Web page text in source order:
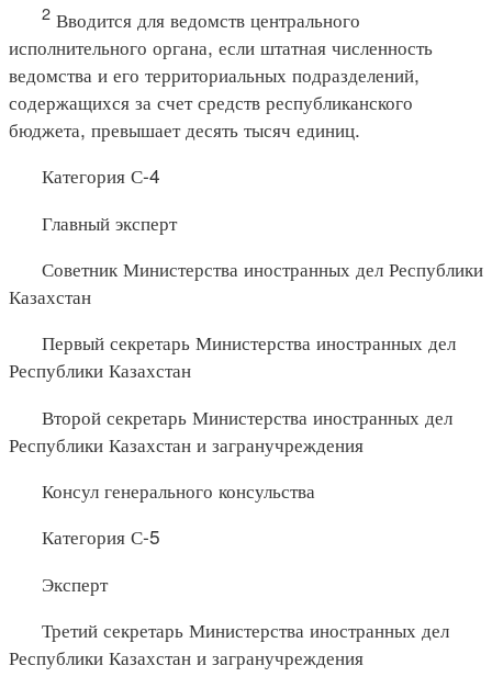
2 Вводится для ведомств центрального
исполнительного органа, если штатная численность
ведомства и его территориальных подразделений,
содержащихся за счет средств республиканского
бюджета, превышает десять тысяч единиц.
Категория С-4
Главный эксперт
Советник Министерства иностранных дел Республики
Казахстан
Первый секретарь Министерства иностранных дел
Республики Казахстан
Второй секретарь Министерства иностранных дел
Республики Казахстан и загранучреждения
Консул генерального консульства
Категория С-5
Эксперт
Третий секретарь Министерства иностранных дел
Республики Казахстан и загранучреждения